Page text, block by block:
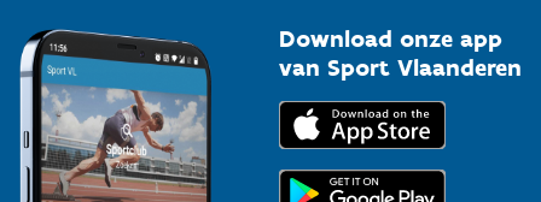
Download onze app
van Sport Vlaanderen